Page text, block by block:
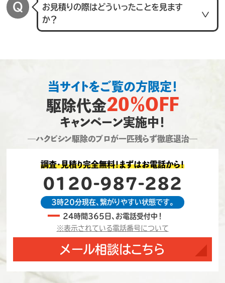
お見積りの際はどういったことを見ます
か？
当サイトをご覧の方限定！
駆除代金20％OFF
キャンペーン実施中！
―ハクビシン駆除のプロが一匹残らず徹底退治―
調査・見積り完全無料！まずはお電話から！
0120-987-282
3時20分現在、繋がりやすい状態です。
24時間365日、お電話受付中！
※表示されている電話番号について
メール相談はこちら